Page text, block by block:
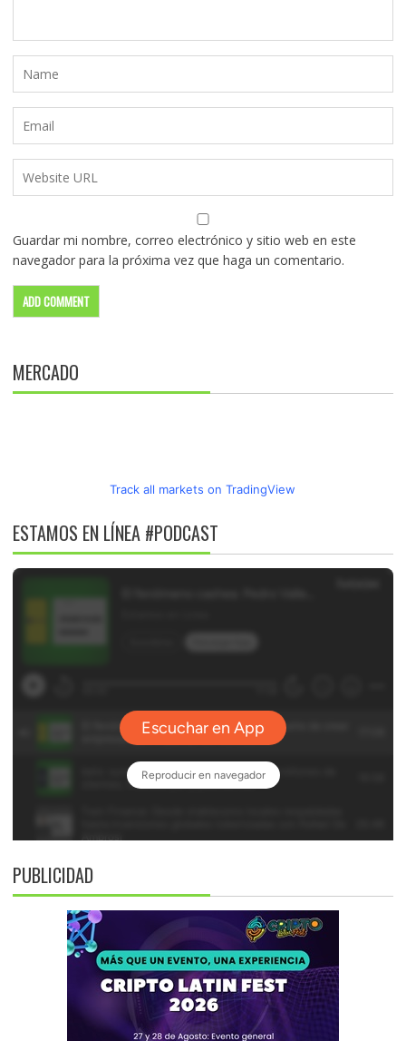
Guardar mi nombre, correo electrónico y sitio web en este
navegador para la próxima vez que haga un comentario.
MERCADO
Track all markets on TradingView
ESTAMOS EN LÍNEA #PODCAST
PUBLICIDAD